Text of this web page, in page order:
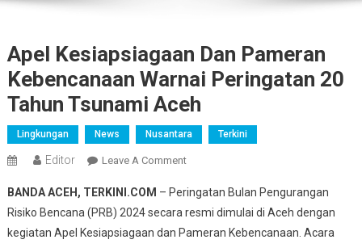
Apel Kesiapsiagaan Dan Pameran
Kebencanaan Warnai Peringatan 20
Tahun Tsunami Aceh
Lingkungan News Nusantara Terkini
Editor Leave A CommentOn
Kesiapsiagaan
Dan
Pameran
BANDA ACEH, TERKINI.COM – Peringatan Bulan Pengurangan
Risiko Bencana (PRB) 2024 secara resmi dimulai di Aceh dengan
kegiatan Apel Kesiapsiagaan dan Pameran Kebencanaan. Acara